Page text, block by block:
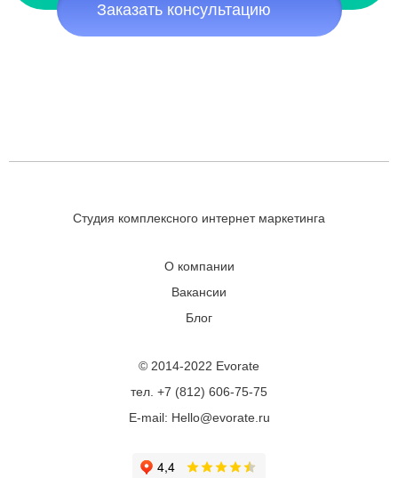
Заказать консультацию
Студия комплексного интернет маркетинга
О компании
Вакансии
Блог
© 2014-2022 Evorate
тел. +7 (812) 606-75-75
E-mail: Hello@evorate.ru